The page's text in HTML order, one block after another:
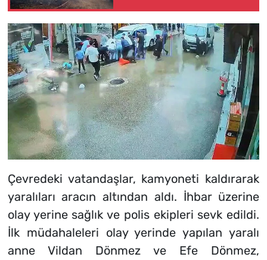
Çevredeki vatandaşlar, kamyoneti kaldırarak
yaralıları aracın altından aldı. İhbar üzerine
olay yerine sağlık ve polis ekipleri sevk edildi.
İlk müdahaleleri olay yerinde yapılan yaralı
anne Vildan Dönmez ve Efe Dönmez,